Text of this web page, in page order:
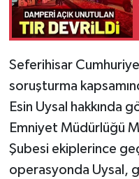
Seferihisar
soruşturma
Esin Uysal hakkında
Emniyet Müdürlüğü
Şubesi ekiplerince
operasyonda Uysal,